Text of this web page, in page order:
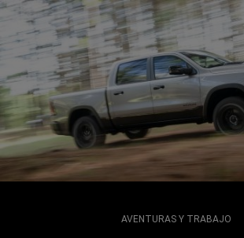
AVENTURAS Y TRABAJO